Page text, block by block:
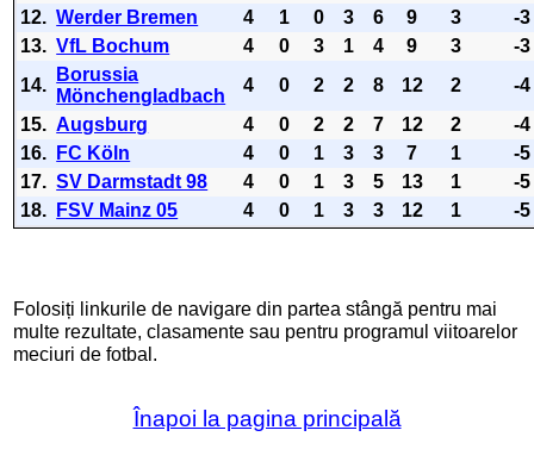
12. Werder Bremen 4 1 0 3 6 9 3
-3
13. VfL Bochum 4 0 3 1 4 9 3
-3
14.
Borussia
Mönchengladbach
4 0 2 2 8 12 2
-4
15. Augsburg 4 0 2 2 7 12 2
-4
16.
FC Köln 4 0 1 3 3 7 1
-5
17. SV Darmstadt 98 4 0 1 3 5 13 1
-5
18.
FSV Mainz 05 4 0 1 3 3 12 1 -5
Folosiți linkurile de navigare din partea stângă pentru mai
multe rezultate, clasamente sau pentru programul viitoarelor
meciuri de fotbal.
Înapoi la pagina principală